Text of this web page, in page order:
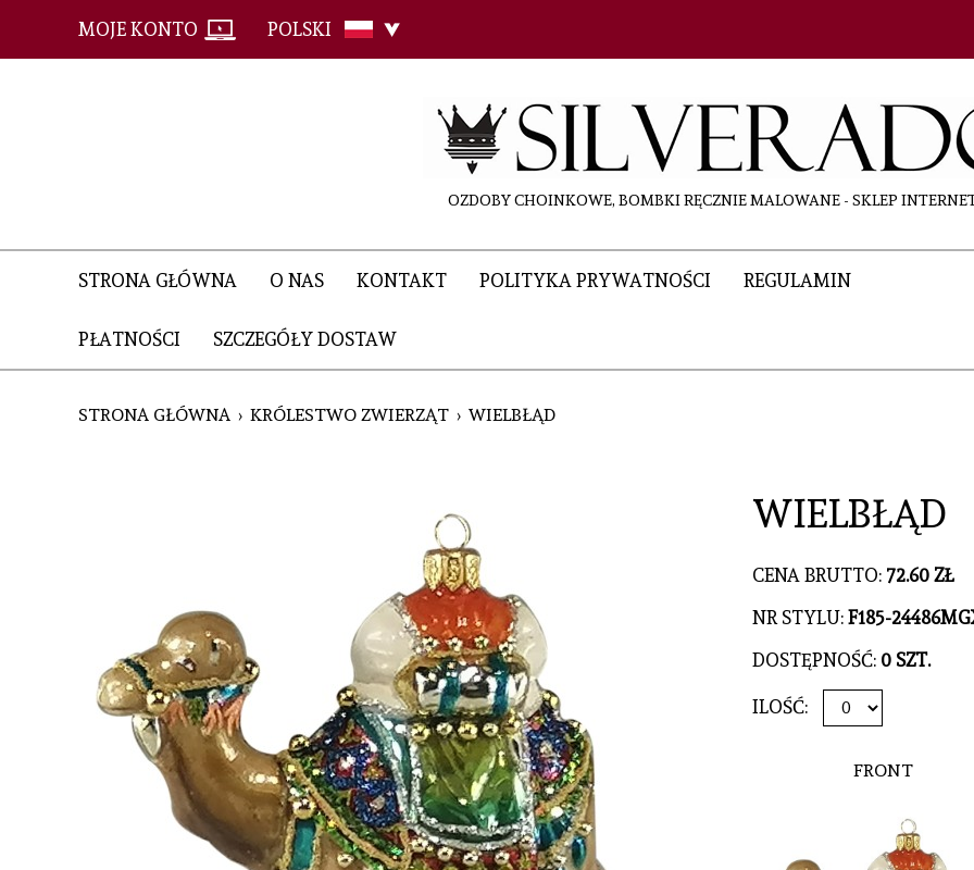
MOJE KONTO POLSKI
OZDOBY CHOINKOWE, BOMBKI RĘCZNIE MALOWANE - SKLEP
STRONA GŁÓWNA O NAS KONTAKT POLITYKA PRYWATNOŚCI REGULAMIN
PŁATNOŚCI SZCZEGÓŁY DOSTAW
STRONA GŁÓWNA KRÓLESTWO ZWIERZĄT WIELBŁĄD
WIELBŁĄD
CENA BRUTTO: 72.60 ZŁ
NR STYLU: F185-
DOSTĘPNOŚĆ: 0 SZT.
ILOŚĆ:
FRONT